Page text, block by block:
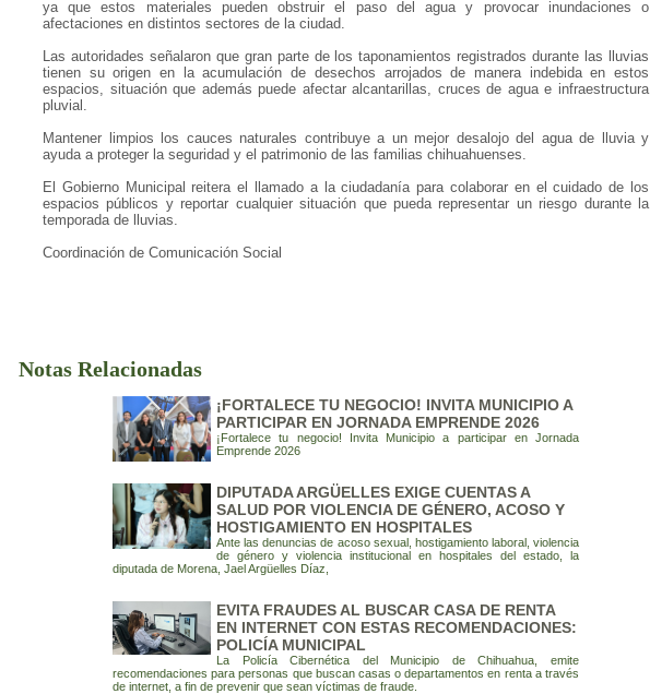
ya que estos materiales pueden obstruir el paso del agua y provocar inundaciones o
afectaciones en distintos sectores de la ciudad.
Las autoridades señalaron que gran parte de los taponamientos registrados durante las lluvias
tienen su origen en la acumulación de desechos arrojados de manera indebida en estos
espacios, situación que además puede afectar alcantarillas, cruces de agua e infraestructura
pluvial.
Mantener limpios los cauces naturales contribuye a un mejor desalojo del agua de lluvia y
ayuda a proteger la seguridad y el patrimonio de las familias chihuahuenses.
El Gobierno Municipal reitera el llamado a la ciudadanía para colaborar en el cuidado de los
espacios públicos y reportar cualquier situación que pueda representar un riesgo durante la
temporada de lluvias.
Coordinación de Comunicación Social
Notas Relacionadas
¡FORTALECE TU NEGOCIO! INVITA MUNICIPIO A
PARTICIPAR EN JORNADA EMPRENDE 2026
¡Fortalece tu negocio! Invita Municipio a participar en Jornada
Emprende 2026
DIPUTADA ARGÜELLES EXIGE CUENTAS A
SALUD POR VIOLENCIA DE GÉNERO, ACOSO Y
HOSTIGAMIENTO EN HOSPITALES
Ante las denuncias de acoso sexual, hostigamiento laboral, violencia
de género y violencia institucional en hospitales del estado, la
diputada de Morena, Jael Argüelles Díaz,
EVITA FRAUDES AL BUSCAR CASA DE RENTA
EN INTERNET CON ESTAS RECOMENDACIONES:
POLICÍA MUNICIPAL
La Policía Cibernética del Municipio de Chihuahua, emite
recomendaciones para personas que buscan casas o departamentos en renta a través
de internet, a fin de prevenir que sean víctimas de fraude.